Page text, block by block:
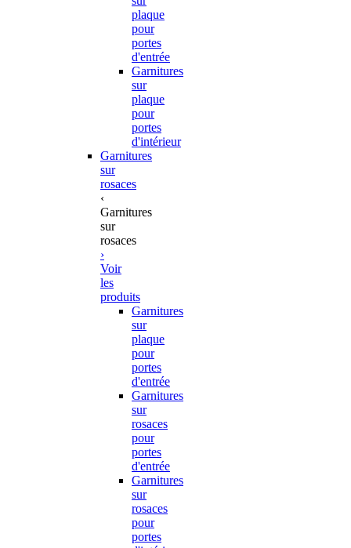
plaque
pour
portes
d'entrée
Garnitures
sur
plaque
pour
portes
d'intérieur
Garnitures
sur
rosaces
‹
Garnitures
sur
rosaces
›
Voir
les
produits
Garnitures
sur
plaque
pour
portes
d'entrée
Garnitures
sur
rosaces
pour
portes
d'entrée
Garnitures
sur
rosaces
pour
portes